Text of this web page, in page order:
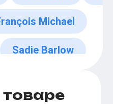
Michael
Sadie Barlow